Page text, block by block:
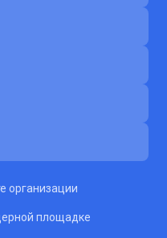
организации
площадке